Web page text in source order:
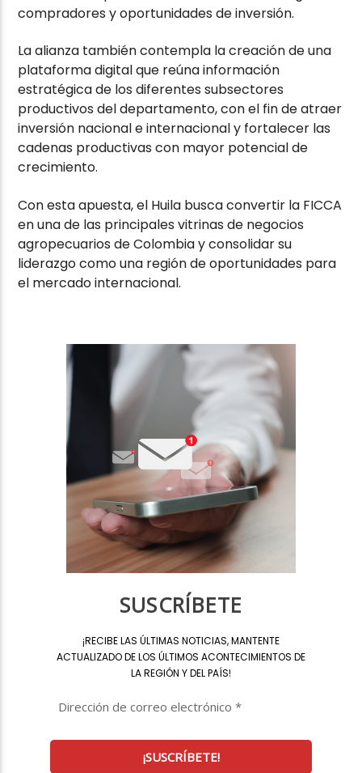
compradores y oportunidades de inversión.
La alianza también contempla la creación de una
plataforma digital que reúna información
estratégica de los diferentes subsectores
productivos del departamento, con el fin de atraer
inversión nacional e internacional y fortalecer las
cadenas productivas con mayor potencial de
crecimiento.
Con esta apuesta, el Huila busca convertir la FICCA
en una de las principales vitrinas de negocios
agropecuarios de Colombia y consolidar su
liderazgo como una región de oportunidades para
el mercado internacional.
SUSCRÍBETE
¡RECIBE LAS ÚLTIMAS NOTICIAS, MANTENTE
ACTUALIZADO DE LOS ÚLTIMOS ACONTECIMIENTOS DE
LA REGIÓN Y DEL PAÍS!